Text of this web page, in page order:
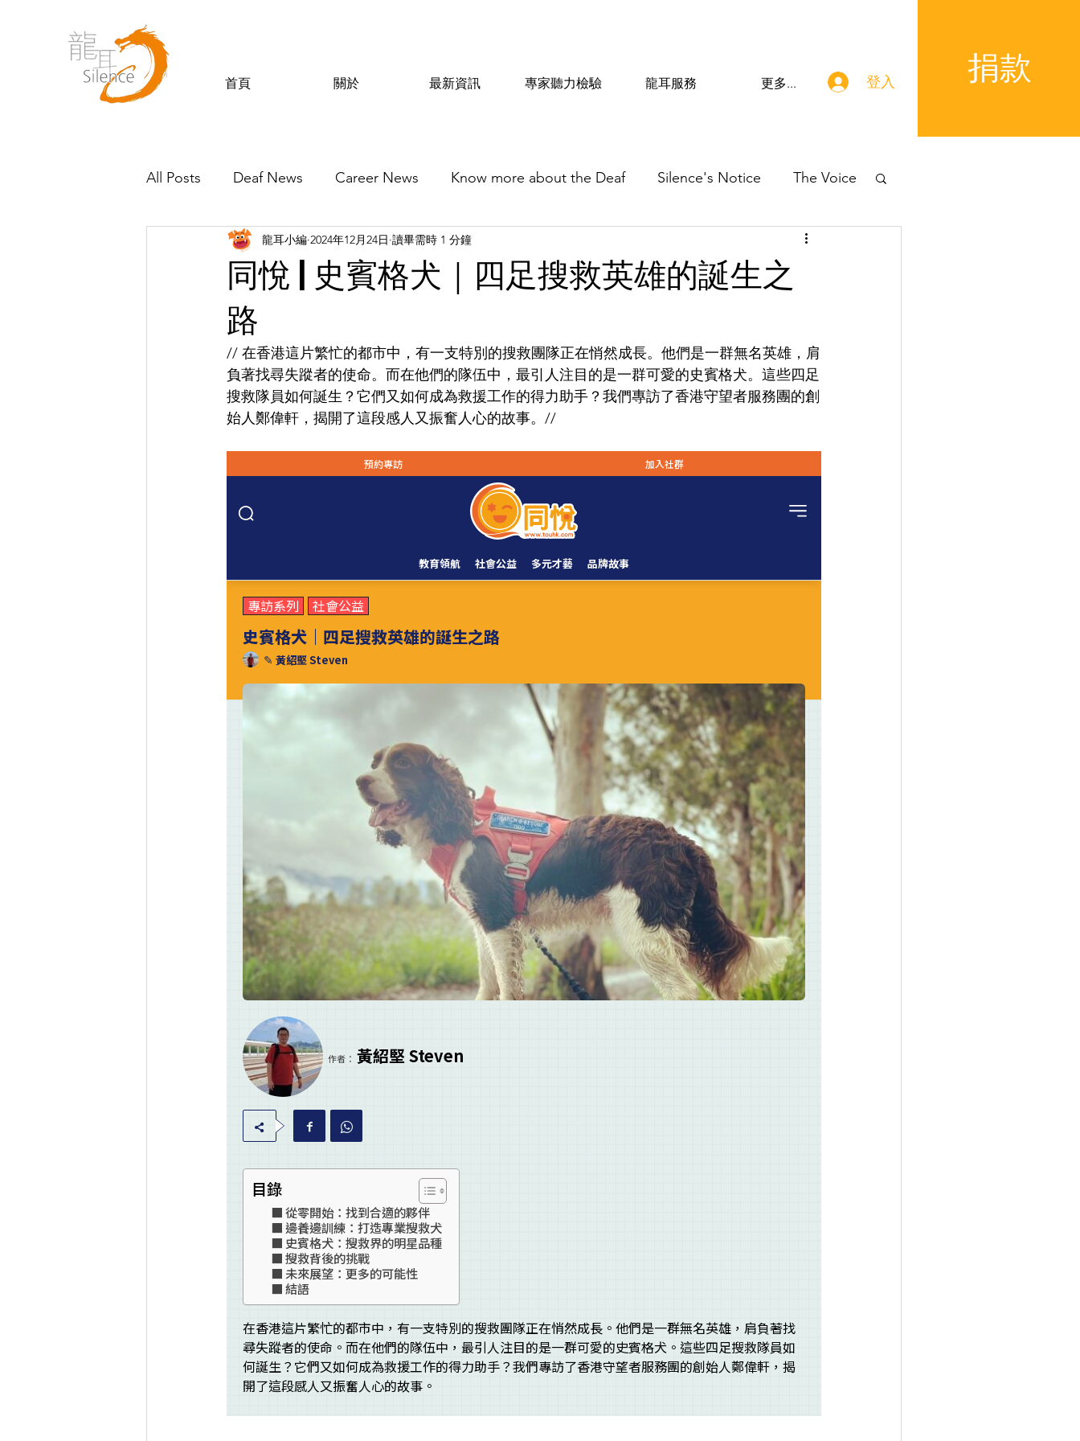
首頁 關於 最新資訊 專家聽力檢驗 龍耳服務 更多... 登入 捐款
All Posts Deaf News Career News Know more about the Deaf Silence's Notice The Voice
Silence’s Friends
同悅 | 史賓格犬｜四足搜救英雄的誕生之
路
龍耳小編 2024年12月24日 讀畢需時 1 分鐘
// 在香港這片繁忙的都市中，有一支特別的搜救團隊正在悄然成長。他們是一群無名英雄，肩
負著找尋失蹤者的使命。而在他們的隊伍中，最引人注目的是一群可愛的史賓格犬。這些四足
搜救隊員如何誕生？它們又如何成為救援工作的得力助手？我們專訪了香港守望者服務團的創
始人鄭偉軒，揭開了這段感人又振奮人心的故事。//